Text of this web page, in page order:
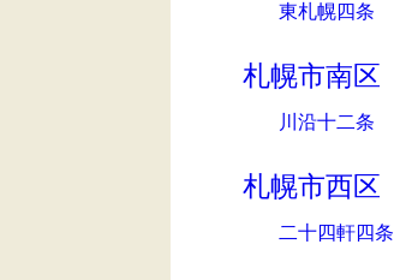
東札幌四条
札幌市南区
川沿十二条
札幌市西区
二十四軒四条